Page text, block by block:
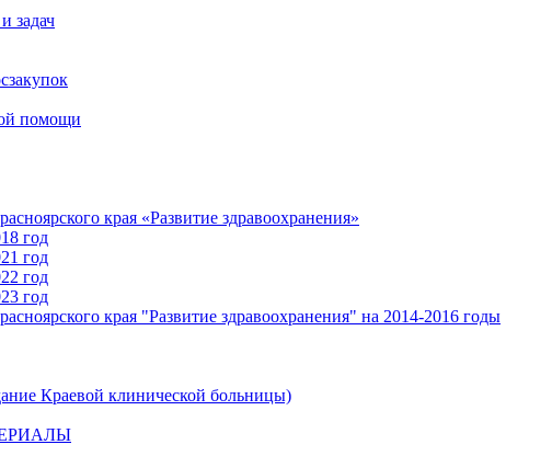
задач
помощи
края «Развитие здравоохранения»
год
год
год
год
края "Развитие здравоохранения" на 2014-2016 годы
Краевой клинической больницы)